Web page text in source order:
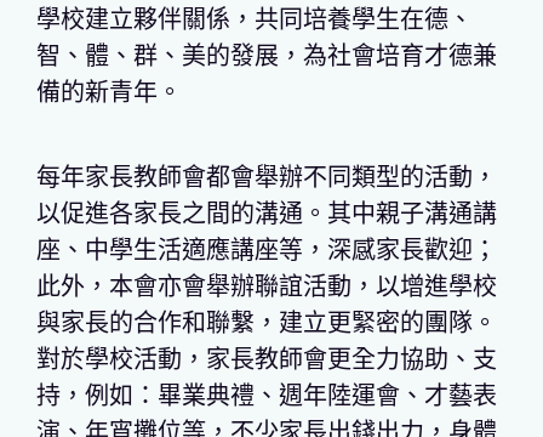
學校建立夥伴關係，共同培養學生在德、
智、體、群、美的發展，為社會培育才德兼
備的新青年。
每年家長教師會都會舉辦不同類型的活動，
以促進各家長之間的溝通。其中親子溝通講
座、中學生活適應講座等，深感家長歡迎；
此外，本會亦會舉辦聯誼活動，以增進學校
與家長的合作和聯繫，建立更緊密的團隊。
對於學校活動，家長教師會更全力協助、支
持，例如：畢業典禮、週年陸運會、才藝表